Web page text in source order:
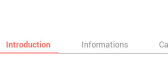
Introduction Informations